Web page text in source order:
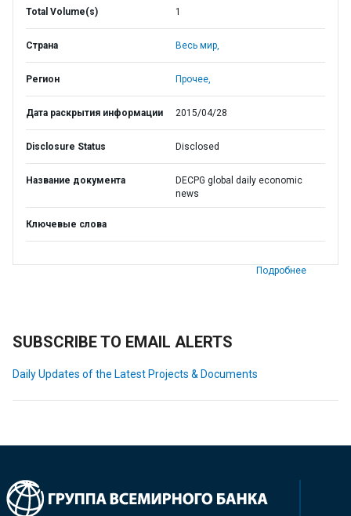
Total Volume(s) 1
Страна Весь мир,
Регион Прочее,
Дата раскрытия информации 2015/04/28
Disclosure Status Disclosed
Название документа
DECPG global daily economic
news
Ключевые слова
Подробнее
SUBSCRIBE TO EMAIL ALERTS
Daily Updates of the Latest Projects & Documents